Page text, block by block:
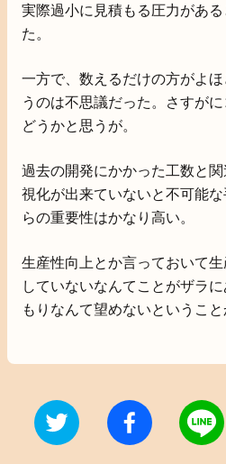
実際過小に見積もる圧力があ
た。
一方で、数えるだけの方がよ
うのは不思議だった。さすが
どうかと思うが。
過去の開発にかかった工数と
視化が出来ていないと不可能
らの重要性はかなり高い。
生産性向上とか言っておいて
していないなんてことがザラ
もりなんて望めないということ